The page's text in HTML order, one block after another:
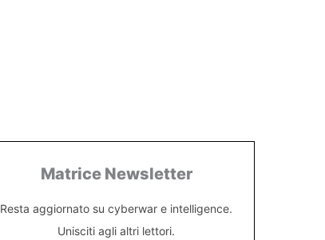
Matrice Newsletter
Resta aggiornato su cyberwar e intelligence.
Unisciti agli altri lettori.